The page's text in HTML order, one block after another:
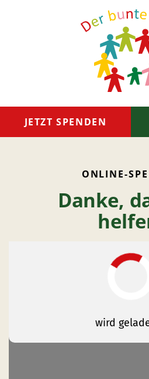
JETZT SPENDEN
Das sind wir
So helfen wir
Spenden & Helfen
ONLINE-
Danke,